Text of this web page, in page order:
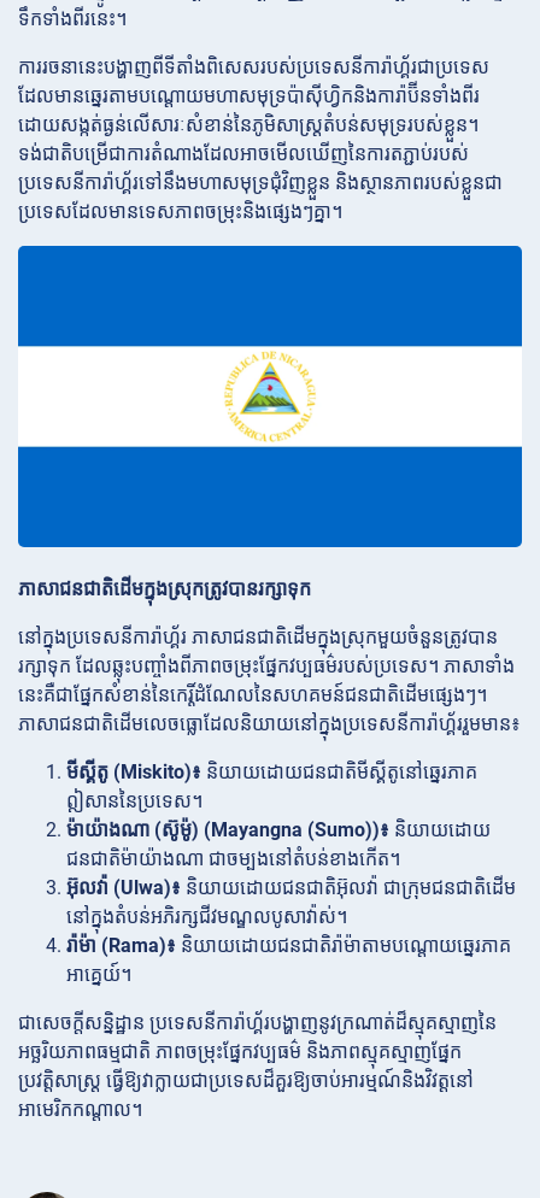
ទឹកទាំងពីរនេះ។
ការរចនានេះបង្ហាញពីទីតាំងពិសេសរបស់ប្រទេសនីការ៉ាហ្គ័រជាប្រទេស
ដែលមានឆ្នេរតាមបណ្តោយមហាសមុទ្រប៉ាស៊ីហ្វិកនិងការ៉ាប៊ីនទាំងពីរ
ដោយសង្កត់ធ្ងន់លើសារៈសំខាន់នៃភូមិសាស្ត្រតំបន់សមុទ្ររបស់ខ្លួន។
ទង់ជាតិបម្រើជាការតំណាងដែលអាចមើលឃើញនៃការតភ្ជាប់របស់
ប្រទេសនីការ៉ាហ្គ័រទៅនឹងមហាសមុទ្រជុំវិញខ្លួន និងស្ថានភាពរបស់ខ្លួនជា
ប្រទេសដែលមានទេសភាពចម្រុះនិងផ្សេងៗគ្នា។
ភាសាជនជាតិដើមក្នុងស្រុកត្រូវបានរក្សាទុក
នៅក្នុងប្រទេសនីការ៉ាហ្គ័រ ភាសាជនជាតិដើមក្នុងស្រុកមួយចំនួនត្រូវបាន
រក្សាទុក ដែលឆ្លុះបញ្ចាំងពីភាពចម្រុះផ្នែកវប្បធម៌របស់ប្រទេស។ ភាសាទាំង
នេះគឺជាផ្នែកសំខាន់នៃកេរ្តិ៍ដំណែលនៃសហគមន៍ជនជាតិដើមផ្សេងៗ។
ភាសាជនជាតិដើមលេចធ្លោដែលនិយាយនៅក្នុងប្រទេសនីការ៉ាហ្គ័ររួមមាន៖
មីស្គីតូ (Miskito)៖ និយាយដោយជនជាតិមីស្គីតូនៅឆ្នេរភាគ
ឦសាននៃប្រទេស។
ម៉ាយ៉ាងណា (ស៊ូម៉ូ) (Mayangna (Sumo))៖ និយាយដោយ
ជនជាតិម៉ាយ៉ាងណា ជាចម្បងនៅតំបន់ខាងកើត។
អ៊ុលវ៉ា (Ulwa)៖ និយាយដោយជនជាតិអ៊ុលវ៉ា ជាក្រុមជនជាតិដើម
នៅក្នុងតំបន់អភិរក្សជីវមណ្ឌលបូសាវ៉ាស់។
រ៉ាម៉ា (Rama)៖ និយាយដោយជនជាតិរ៉ាម៉ាតាមបណ្តោយឆ្នេរភាគ
អាគ្នេយ៍។
ជាសេចក្តីសន្និដ្ឋាន ប្រទេសនីការ៉ាហ្គ័របង្ហាញនូវក្រណាត់ដ៏ស្មុគស្មាញនៃ
អច្ឆរិយភាពធម្មជាតិ ភាពចម្រុះផ្នែកវប្បធម៌ និងភាពស្មុគស្មាញផ្នែក
ប្រវត្តិសាស្ត្រ ធ្វើឱ្យវាក្លាយជាប្រទេសដ៏គួរឱ្យចាប់អារម្មណ៍និងវិវត្តនៅ
អាមេរិកកណ្តាល។